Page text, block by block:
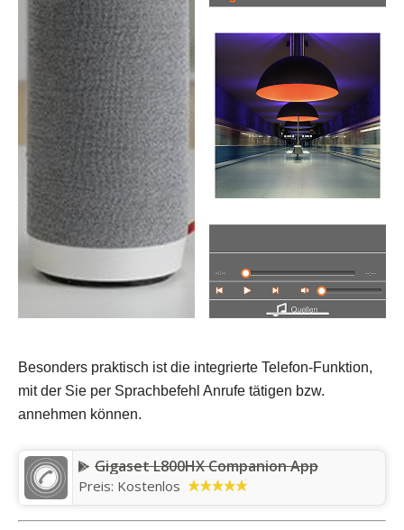
Besonders praktisch ist die integrierte Telefon-Funktion,
mit der Sie per Sprachbefehl Anrufe tätigen bzw.
annehmen können.
Gigaset L800HX Companion App
Preis: Kostenlos